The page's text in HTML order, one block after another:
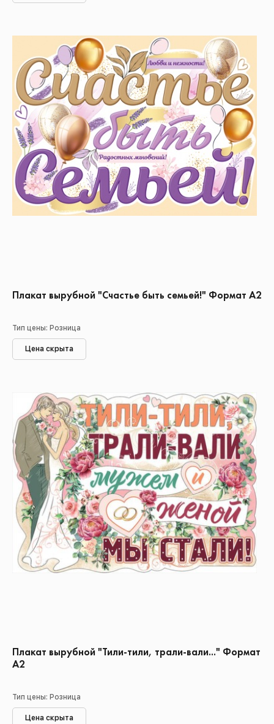
Плакат вырубной "Счастье быть семьей!" Формат А2
Тип цены: Розница
Цена скрыта
Плакат вырубной "Тили-тили, трали-вали..." Формат
А2
Тип цены: Розница
Цена скрыта